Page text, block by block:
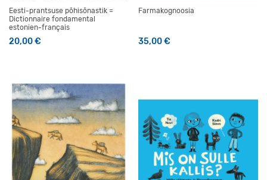
Eesti-prantsuse põhisõnastik =
Dictionnaire fondamental
estonien-français
20,00€
Farmakognoosia
35,00€